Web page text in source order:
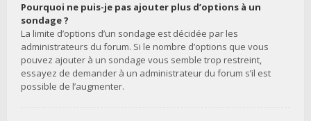
Pourquoi ne puis-je pas ajouter plus d’options à un
sondage ?
La limite d’options d’un sondage est décidée par les
administrateurs du forum. Si le nombre d’options que vous
pouvez ajouter à un sondage vous semble trop restreint,
essayez de demander à un administrateur du forum s’il est
possible de l’augmenter.